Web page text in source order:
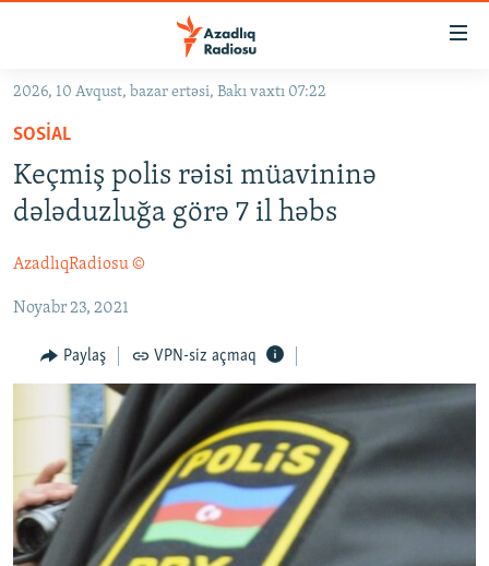
Əsas
qayıt
Əsas
naviqasiyaya
qayıt
Axtarışa
GÜNDƏM
KORRUPSIOMETR
FƏRQƏ BAX
QANUNI DOĞRU
ARAŞDIRMA
MULTIMEDIA
VIDEO
FOTOQALEREYA
İNFOQRAFIKA
KARIKATURA
RADIO ARXIV
OXU ZALI
AZƏRBAYCAN ƏDƏBIYYATI KITABXANASI
İSLAM VƏ DEMOKRATIYA
HAQQIMIZDA
MISSIYAMIZ
PEŞƏ ETIKASI VƏ JURNALISTIKA STANDARTLARIMIZ
BIZI IZLƏ
2026, 10 Avqust, bazar ertəsi, Bakı vaxtı 07:22
SOSIAL
Keçmiş polis rəisi müavininə
dələduzluğa görə 7 il həbs
AzadlıqRadiosu ©
Noyabr 23, 2021
Paylaş VPN-siz açmaq